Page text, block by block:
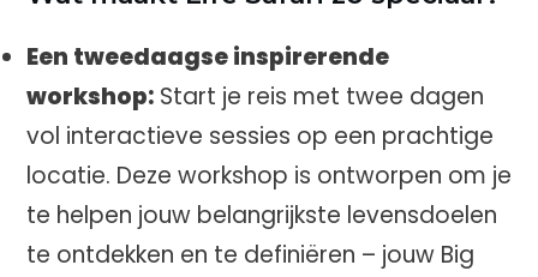
Een tweedaagse inspirerende
workshop: Start je reis met twee dagen
vol interactieve sessies op een prachtige
locatie. Deze workshop is ontworpen om je
te helpen jouw belangrijkste levensdoelen
te ontdekken en te definiëren – jouw Big